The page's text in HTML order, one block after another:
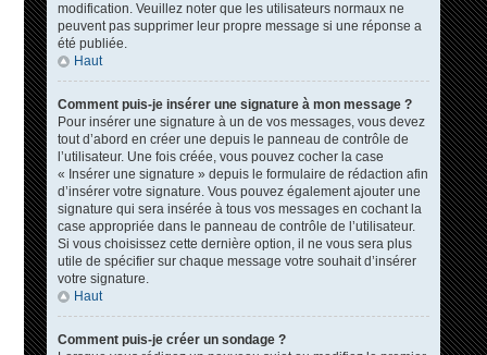
modification. Veuillez noter que les utilisateurs normaux ne
peuvent pas supprimer leur propre message si une réponse a
été publiée.
Haut
Comment puis-je insérer une signature à mon message ?
Pour insérer une signature à un de vos messages, vous devez
tout d’abord en créer une depuis le panneau de contrôle de
l’utilisateur. Une fois créée, vous pouvez cocher la case
« Insérer une signature » depuis le formulaire de rédaction afin
d’insérer votre signature. Vous pouvez également ajouter une
signature qui sera insérée à tous vos messages en cochant la
case appropriée dans le panneau de contrôle de l’utilisateur.
Si vous choisissez cette dernière option, il ne vous sera plus
utile de spécifier sur chaque message votre souhait d’insérer
votre signature.
Haut
Comment puis-je créer un sondage ?